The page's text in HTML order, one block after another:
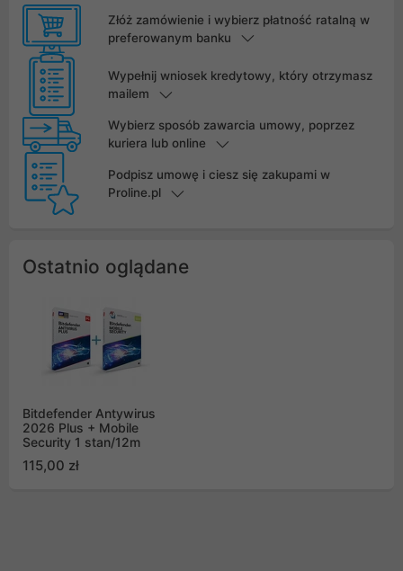
Złóż zamówienie i wybierz płatność ratalną w
preferowanym banku
Wypełnij wniosek kredytowy, który otrzymasz
mailem
Wybierz sposób zawarcia umowy, poprzez
kuriera lub online
Podpisz umowę i ciesz się zakupami w
Proline.pl
Ostatnio oglądane
Bitdefender Antywirus
2026 Plus + Mobile
Security 1 stan/12m
115,00 zł